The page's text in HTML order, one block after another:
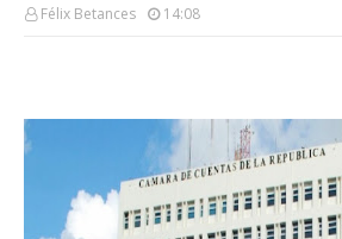
Félix Betances 14:08